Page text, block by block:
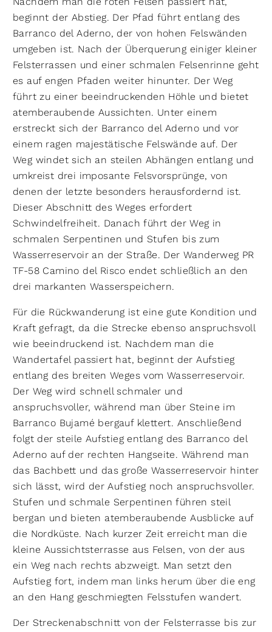
beginnt der Abstieg. Der Pfad führt entlang des
Barranco del Aderno, der von hohen Felswänden
umgeben ist. Nach der Überquerung einiger kleiner
Felsterrassen und einer schmalen Felsenrinne geht
es auf engen Pfaden weiter hinunter. Der Weg
führt zu einer beeindruckenden Höhle und bietet
atemberaubende Aussichten. Unter einem
erstreckt sich der Barranco del Aderno und vor
einem ragen majestätische Felswände auf. Der
Weg windet sich an steilen Abhängen entlang und
umkreist drei imposante Felsvorsprünge, von
denen der letzte besonders herausfordernd ist.
Dieser Abschnitt des Weges erfordert
Schwindelfreiheit. Danach führt der Weg in
schmalen Serpentinen und Stufen bis zum
Wasserreservoir an der Straße. Der Wanderweg PR
TF-58 Camino del Risco endet schließlich an den
drei markanten Wasserspeichern.
Für die Rückwanderung ist eine gute Kondition und
Kraft gefragt, da die Strecke ebenso anspruchsvoll
wie beeindruckend ist. Nachdem man die
Wandertafel passiert hat, beginnt der Aufstieg
entlang des breiten Weges vom Wasserreservoir.
Der Weg wird schnell schmaler und
anspruchsvoller, während man über Steine im
Barranco Bujamé bergauf klettert. Anschließend
folgt der steile Aufstieg entlang des Barranco del
Aderno auf der rechten Hangseite. Während man
das Bachbett und das große Wasserreservoir hinter
sich lässt, wird der Aufstieg noch anspruchsvoller.
Stufen und schmale Serpentinen führen steil
bergan und bieten atemberaubende Ausblicke auf
die Nordküste. Nach kurzer Zeit erreicht man die
kleine Aussichtsterrasse aus Felsen, von der aus
ein Weg nach rechts abzweigt. Man setzt den
Aufstieg fort, indem man links herum über die eng
an den Hang geschmiegten Felsstufen wandert.
Der Streckenabschnitt von der Felsterrasse bis zur